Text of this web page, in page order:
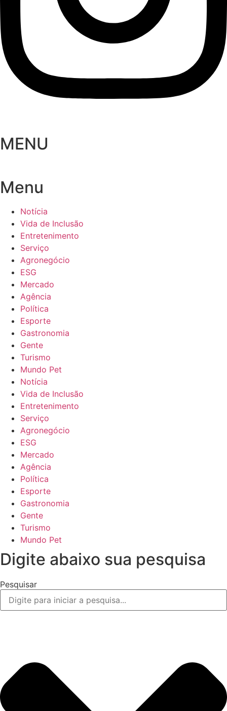
MENU
Menu
Notícia
Vida de Inclusão
Entretenimento
Serviço
Agronegócio
ESG
Mercado
Agência
Política
Esporte
Gastronomia
Gente
Turismo
Mundo Pet
Notícia
Vida de Inclusão
Entretenimento
Serviço
Agronegócio
ESG
Mercado
Agência
Política
Esporte
Gastronomia
Gente
Turismo
Mundo Pet
Digite abaixo sua pesquisa
Pesquisar